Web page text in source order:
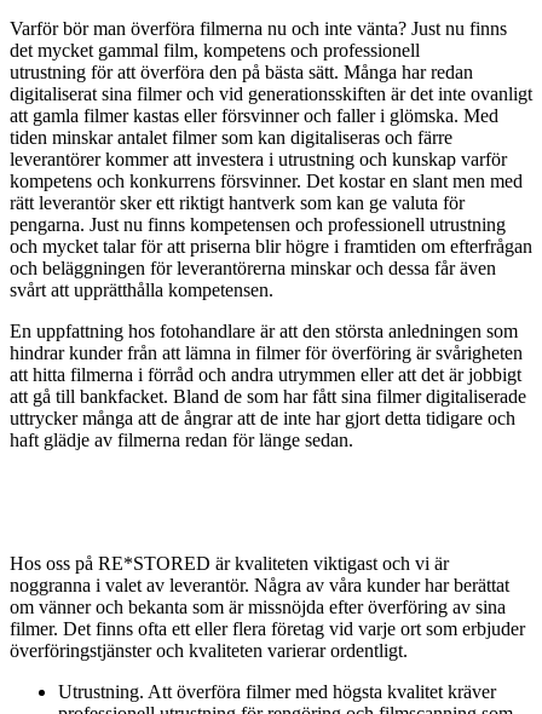
Varför bör man överföra filmerna nu och inte vänta? Just nu finns
det mycket gammal film, kompetens och professionell
utrustning för att överföra den på bästa sätt. Många har redan
digitaliserat sina filmer och vid generationsskiften är det inte ovanligt
att gamla filmer kastas eller försvinner och faller i glömska. Med
tiden minskar antalet filmer som kan digitaliseras och färre
leverantörer kommer att investera i utrustning och kunskap varför
kompetens och konkurrens försvinner. Det kostar en slant men med
rätt leverantör sker ett riktigt hantverk som kan ge valuta för
pengarna. Just nu finns kompetensen och professionell utrustning
och mycket talar för att priserna blir högre i framtiden om efterfrågan
och beläggningen för leverantörerna minskar och dessa får även
svårt att upprätthålla kompetensen.
En uppfattning hos fotohandlare är att den största anledningen som
hindrar kunder från att lämna in filmer för överföring är svårigheten
att hitta filmerna i förråd och andra utrymmen eller att det är jobbigt
att gå till bankfacket. Bland de som har fått sina filmer digitaliserade
uttrycker många att de ångrar att de inte har gjort detta tidigare och
haft glädje av filmerna redan för länge sedan.
Hos oss på RE*STORED är kvaliteten viktigast och vi är
noggranna i valet av leverantör. Några av våra kunder har berättat
om vänner och bekanta som är missnöjda efter överföring av sina
filmer. Det finns ofta ett eller flera företag vid varje ort som erbjuder
överföringstjänster och kvaliteten varierar ordentligt.
Utrustning. Att överföra filmer med högsta kvalitet kräver